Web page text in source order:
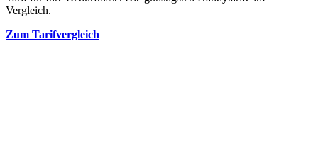
Vergleich.
Zum Tarifvergleich